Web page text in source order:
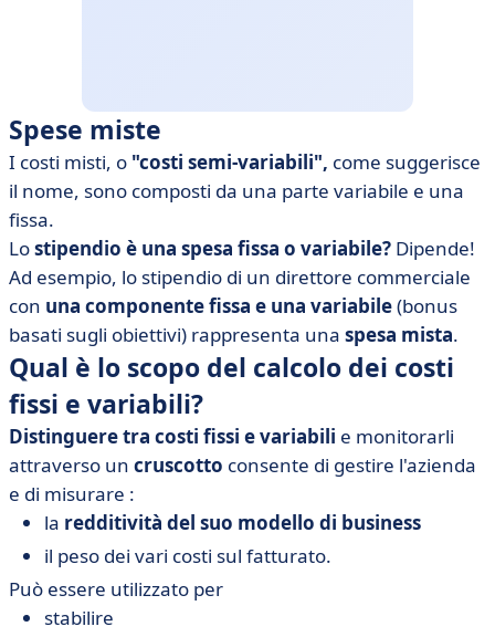
Spese miste
I costi misti, o "costi semi-variabili", come suggerisce
il nome, sono composti da una parte variabile e una
fissa.
Lostipendio è una spesa fissa o variabile? Dipende!
Ad esempio, lo stipendio di un direttore commerciale
con una componente fissa e una variabile(bonus
basati sugli obiettivi) rappresenta una spesa mista.
Qual è lo scopo del calcolo dei costi
fissi e variabili?
Distinguere tra costi fissi e variabili e monitorarli
attraverso un cruscotto consente di gestire l'azienda
e di misurare :
la redditività del suo modello di business
il peso dei vari costi sul fatturato.
Può essere utilizzato per
stabilire